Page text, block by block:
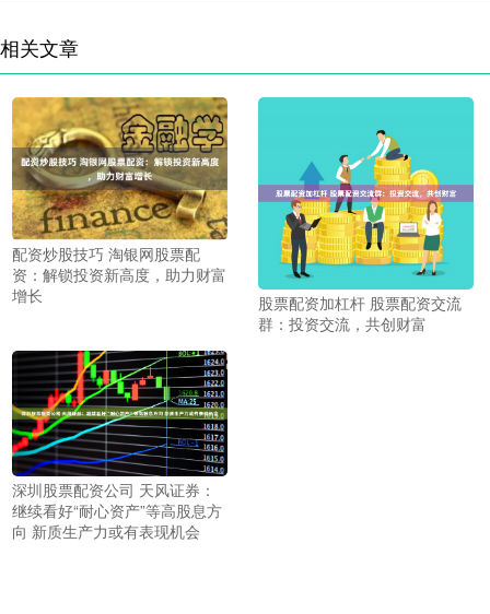
相关文章
配资炒股技巧 淘银网股票配
资：解锁投资新高度，助力财富
增长
股票配资加杠杆 股票配资交流
群：投资交流，共创财富
深圳股票配资公司 天风证券：
继续看好“耐心资产”等高股息方
向 新质生产力或有表现机会